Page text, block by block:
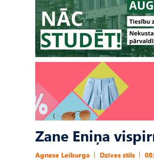
Zane Eniņa
Agnese Leiburga Dzīves stils